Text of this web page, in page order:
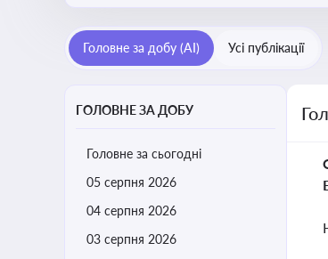
Головне за добу (AI) Усі публікації
ГОЛОВНЕ ЗА ДОБУ
Головне за сьогодні
05 серпня 2026
04 серпня 2026
03 серпня 2026